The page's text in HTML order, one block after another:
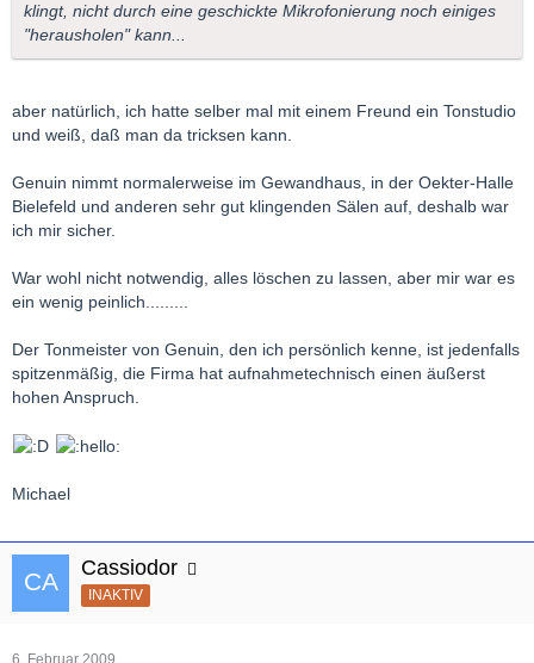
klingt, nicht durch eine geschickte Mikrofonierung noch einiges
"herausholen" kann...
aber natürlich, ich hatte selber mal mit einem Freund ein Tonstudio
und weiß, daß man da tricksen kann.
Genuin nimmt normalerweise im Gewandhaus, in der Oekter-Halle
Bielefeld und anderen sehr gut klingenden Sälen auf, deshalb war
ich mir sicher.
War wohl nicht notwendig, alles löschen zu lassen, aber mir war es
ein wenig peinlich.........
Der Tonmeister von Genuin, den ich persönlich kenne, ist jedenfalls
spitzenmäßig, die Firma hat aufnahmetechnisch einen äußerst
hohen Anspruch.
Michael
Cassiodor
INAKTIV